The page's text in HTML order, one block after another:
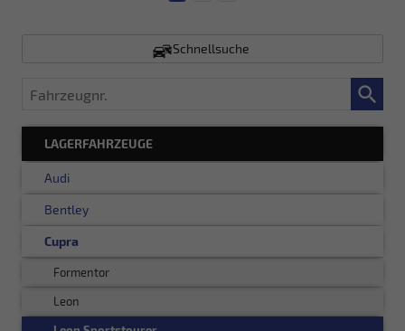
Schnellsuche
Fahrzeugnr.
LAGERFAHRZEUGE
Audi
Bentley
Cupra
Formentor
Leon